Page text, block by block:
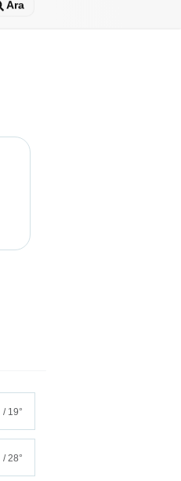
Ara
/ 19°
/ 28°